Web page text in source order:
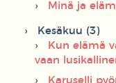
Minä ja
Kesäkuu (3)
Kun elämä
vaan
Karuselli